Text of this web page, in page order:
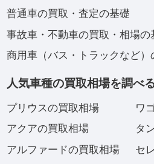
普通車の買取・査定の基礎
事故車・不動車の買取・相場の
商用車（バス・トラックなど
人気車種の買取相場を調べ
プリウスの買取相場
アクアの買取相場
アルファードの買取相場
ワ
タ
セ